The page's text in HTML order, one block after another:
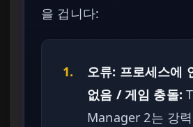
을 겁니다:
1.
오류: 프로세스에
없음 / 게임 충돌:
Manager 2는 강